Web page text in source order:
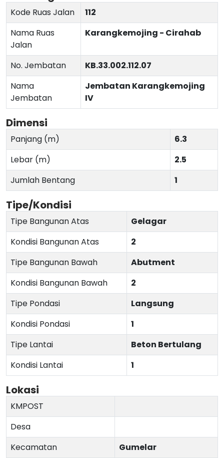
Kode Ruas Jalan
112
Nama Ruas
Jalan
Karangkemojing - Cirahab
No. Jembatan
KB.33.002.112.07
Nama
Jembatan
Jembatan Karangkemojing
IV
Dimensi
Panjang (m)
6.3
Lebar (m)
2.5
Jumlah Bentang
1
Tipe/Kondisi
Tipe Bangunan Atas
Gelagar
Kondisi Bangunan Atas
2
Tipe Bangunan Bawah
Abutment
Kondisi Bangunan Bawah
2
Tipe Pondasi
Langsung
Kondisi Pondasi
1
Tipe Lantai
Beton Bertulang
Kondisi Lantai
1
Lokasi
KMPOST
Desa
Kecamatan
Gumelar